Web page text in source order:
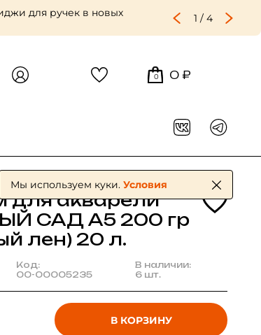
для ручек в новых
1 / 4
0 0 ₽
для акварели
САД А5 200 гр
лен) 20 л.
Код:
00-00005235
В наличии:
6 шт.
В КОРЗИНУ
Мы используем куки. Условия